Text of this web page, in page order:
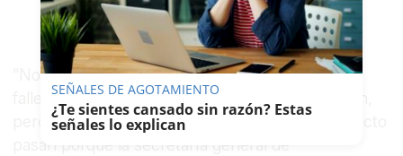
"No se puede hacer magia para erradicar el
fallecimiento por causas no naturales en prisión,
pero posibles soluciones para amortiguar el efecto
pasan porque la secretaría general de
SEÑALES DE AGOTAMIENTO
¿Te sientes cansado sin razón? Estas
señales lo explican